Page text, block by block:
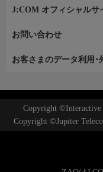
J:COM オフィシャルサ
お問い合わせ
お客さまのデータ利用･
Copyright ©Interactive
Copyright ©Jupiter